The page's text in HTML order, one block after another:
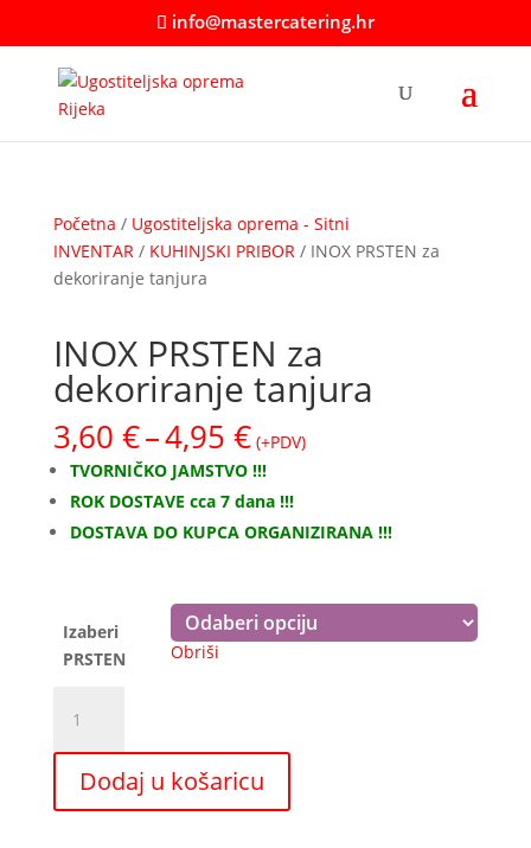
info@mastercatering.hr
Početna / Ugostiteljska oprema - Sitni
INVENTAR / KUHINJSKI PRIBOR / INOX PRSTEN za
dekoriranje tanjura
INOX PRSTEN za
dekoriranje tanjura
3,60 €–4,95 €Raspon
cijena:
od
3,60 €
do
(+PDV)
TVORNIČKO JAMSTVO !!!
ROK DOSTAVE cca 7 dana !!!
DOSTAVA DO KUPCA ORGANIZIRANA !!!
Izaberi
PRSTEN
Obriši
PRSTEN
za
dekoriranje
tanjura
Dodaj u košaricu